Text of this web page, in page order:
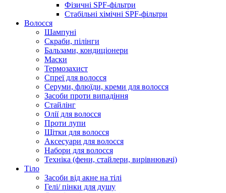
Фізичні SPF-фільтри
Стабільні хімічні SPF-фільтри
Волосся
Шампуні
Скраби, пілінги
Бальзами, кондиціонери
Маски
Термозахист
Спреї для волосся
Серуми, флюїди, креми для волосся
Засоби проти випадіння
Стайлінг
Олії для волосся
Проти лупи
Щітки для волосся
Аксесуари для волосся
Набори для волосся
Техніка (фени, стайлери, вирівнювачі)
Тіло
Засоби від акне на тілі
Гелі/ пінки для душу